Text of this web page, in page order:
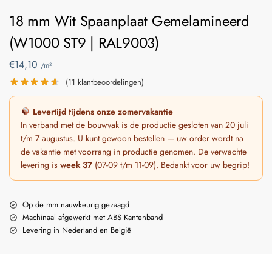
18 mm Wit Spaanplaat Gemelamineerd
(W1000 ST9 | RAL9003)
€14,10 /m²
(11 klantbeoordelingen)
Levertijd tijdens onze zomervakantie
In verband met de bouwvak is de productie gesloten van 20 juli
t/m 7 augustus. U kunt gewoon bestellen — uw order wordt na
de vakantie met voorrang in productie genomen. De verwachte
levering is week 37 (07-09 t/m 11-09). Bedankt voor uw begrip!
Op de mm nauwkeurig gezaagd
Machinaal afgewerkt met ABS Kantenband
Levering in Nederland en België